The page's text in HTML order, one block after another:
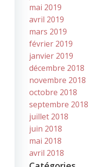
mai 2019
avril 2019
mars 2019
février 2019
janvier 2019
décembre 2018
novembre 2018
octobre 2018
septembre 2018
juillet 2018
juin 2018
mai 2018
avril 2018